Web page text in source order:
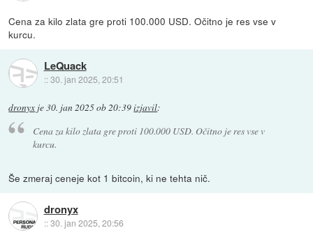
Cena za kilo zlata gre proti 100.000 USD. Očitno je res vse v
kurcu.
LeQuack
::30. jan 2025, 20:51
dronyx je30. jan 2025 ob 20:39izjavil:
Cena za kilo zlata gre proti 100.000 USD. Očitno je res vse v
kurcu.
Še zmeraj ceneje kot 1 bitcoin, ki ne tehta nič.
dronyx
::30. jan 2025, 20:56